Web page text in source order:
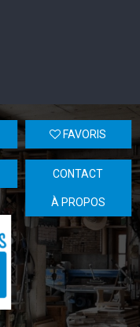
FAVORIS
CONTACT
À PROPOS